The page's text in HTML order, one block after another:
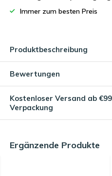
Immer zum besten Preis
Produktbeschreibung
Bewertungen
Kostenloser Versand ab
Verpackung
Ergänzende Produkte